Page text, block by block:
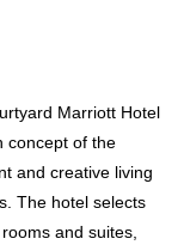
Marriott Hotel
concept of the
and creative living
. The hotel selects
and suites,